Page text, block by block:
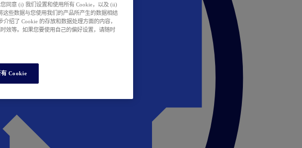
您同意 (i) 我们设置和使用所有 Cookie，以及 (ii)
些数据与您使用我们的产品所产生的数据相结
介绍了 Cookie 的存放和数据处理方面的内容，
效等。如果您要使用自己的偏好设置，请随时
有 Cookie